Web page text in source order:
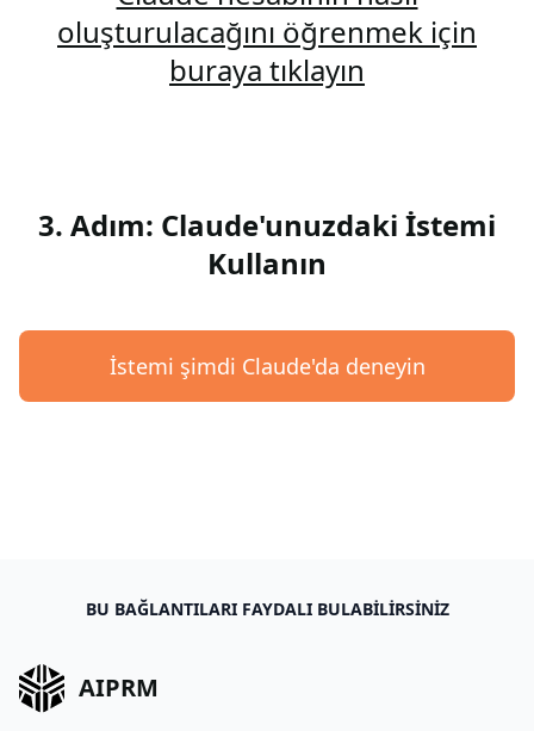
oluşturulacağını öğrenmek için
buraya tıklayın
3. Adım: Claude'unuzdaki İstemi
Kullanın
İstemi şimdi Claude'da deneyin
BU BAĞLANTILARI FAYDALI BULABILIRSINIZ
AIPRM